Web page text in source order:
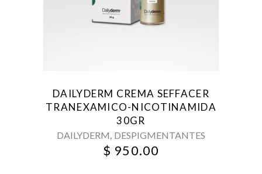
DAILYDERM CREMA SEFFACER
TRANEXAMICO-NICOTINAMIDA
30GR
DAILYDERM, DESPIGMENTANTES
$ 950.00